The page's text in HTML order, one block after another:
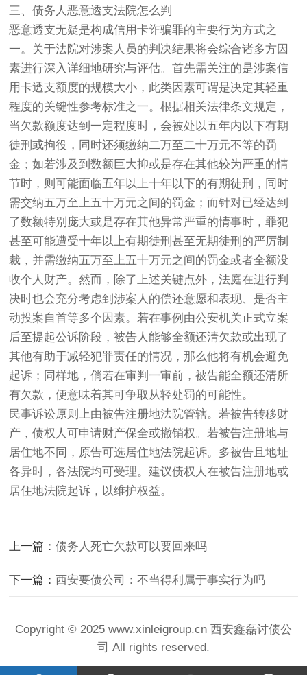
三、债务人恶意透支法院怎么判
恶意透支无疑是构成信用卡诈骗罪的主要行为方式之
一。关于法院对涉案人员的判决结果将会综合诸多方因
素进行深入详细地研究与评估。首先需关注的是涉案信
用卡透支额度的规模大小，此类因素可谓是决定其轻重
程度的关键性参考标准之一。根据相关法律条文规定，
当欠款额度达到一定程度时，会被处以五年内以下有期
徒刑或拘役，同时还须缴纳二万至二十万元不等的罚
金；如若涉及到数额巨大抑或是存在其他较为严重的情
节时，则可能面临五年以上十年以下的有期徒刑，同时
需交纳五万至上五十万元之间的罚金；而针对已经达到
了数额特别庞大或是存在其他异常严重的情事时，罪犯
甚至可能遭受十年以上有期徒刑甚至无期徒刑的严厉制
裁，并需缴纳五万至上五十万元之间的罚金或者全额没
收个人财产。然而，除了上述关键点外，法庭在进行判
决时也会充分考虑到涉案人的偿还意愿和表现、是否主
动投案自首等多个因素。若在事例由公安机关正式立案
后至提起公诉阶段，被告人能够全额还清欠款或出现了
其他有助于减轻犯罪责任的情况，那么他将有机会避免
起诉；同样地，倘若在审判一审前，被告能全额还清所
有欠款，便意味着其可争取从轻处罚的可能性。
民事诉讼原则上由被告注册地法院管辖。若被告转移财
产，债权人可申请财产保全或撤销权。若被告注册地与
居住地不同，原告可选居住地法院起诉。多被告且地址
各异时，各法院均可受理。建议债权人在被告注册地或
居住地法院起诉，以维护权益。
上一篇：债务人死亡欠款可以要回来吗
下一篇：西安要债公司：不当得利属于事实行为吗
Copyright © 2025 www.xinleigroup.cn 西安鑫磊讨债公
司 All rights reserved.